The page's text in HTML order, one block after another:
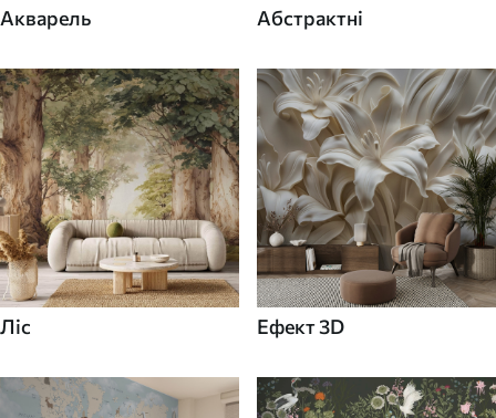
Акварель Абстрактні
Ліс Ефект 3D